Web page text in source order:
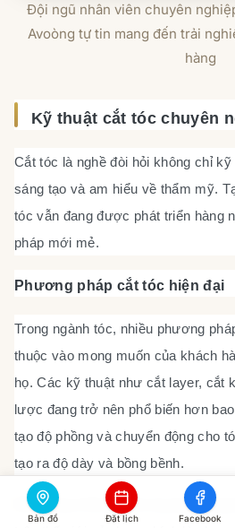
Đội ngũ nhân viên chuyên
Avoòng tự tin mang đến trải
hàng
Kỹ thuật cắt tóc chuyên
Cắt tóc là nghề đòi hỏi không chỉ
sáng tạo và am hiểu về thẩm mỹ.
tóc vẫn đang được phát triển hàng
pháp mới mẻ.
Phương pháp cắt tóc hiện đại
Trong ngành tóc, nhiều phương
thuộc vào mong muốn của khách
họ. Các kỹ thuật như cắt layer, cắt
lược đang trở nên phổ biến hơn
tạo độ phồng và chuyển động cho
tạo ra độ dày và bồng bềnh.
Một trong những phương pháp
Bản đồ Đặt lịch Facebook